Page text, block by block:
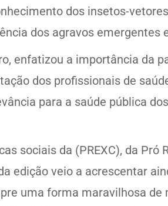
dos insetos-
dos agravos emergentes
enfatizou a importância da
dos profissionais de
para a saúde pública
sociais da (PREXC), da Pró
edição veio a acrescentar
uma forma maravilhosa